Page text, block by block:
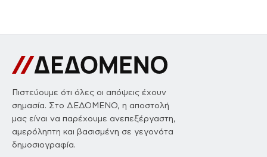
Πιστεύουμε ότι όλες οι απόψεις έχουν
σημασία. Στο ΔΕΔΟΜΕΝΟ, η αποστολή
μας είναι να παρέχουμε ανεπεξέργαστη,
αμερόληπτη και βασισμένη σε γεγονότα
δημοσιογραφία.